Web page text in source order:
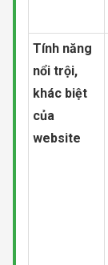
Tính năng
nổi trội,
khác biệt
của
website